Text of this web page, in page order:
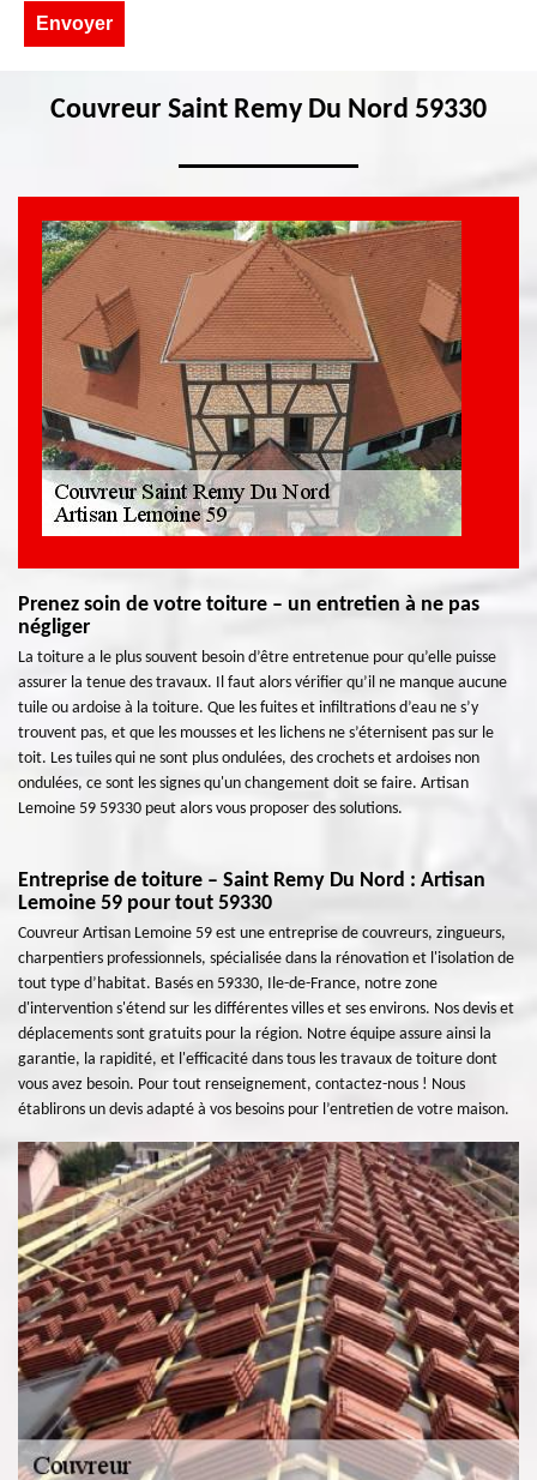
Couvreur Saint Remy Du Nord 59330
Prenez soin de votre toiture – un entretien à ne pas
négliger
La toiture a le plus souvent besoin d’être entretenue pour qu’elle puisse
assurer la tenue des travaux. Il faut alors vérifier qu’il ne manque aucune
tuile ou ardoise à la toiture. Que les fuites et infiltrations d’eau ne s’y
trouvent pas, et que les mousses et les lichens ne s’éternisent pas sur le
toit. Les tuiles qui ne sont plus ondulées, des crochets et ardoises non
ondulées, ce sont les signes qu'un changement doit se faire. Artisan
Lemoine 59 59330 peut alors vous proposer des solutions.
Entreprise de toiture – Saint Remy Du Nord : Artisan
Lemoine 59 pour tout 59330
Couvreur Artisan Lemoine 59 est une entreprise de couvreurs, zingueurs,
charpentiers professionnels, spécialisée dans la rénovation et l'isolation de
tout type d’habitat. Basés en 59330, Ile-de-France, notre zone
d'intervention s'étend sur les différentes villes et ses environs. Nos devis et
déplacements sont gratuits pour la région. Notre équipe assure ainsi la
garantie, la rapidité, et l'efficacité dans tous les travaux de toiture dont
vous avez besoin. Pour tout renseignement, contactez-nous ! Nous
établirons un devis adapté à vos besoins pour l’entretien de votre maison.